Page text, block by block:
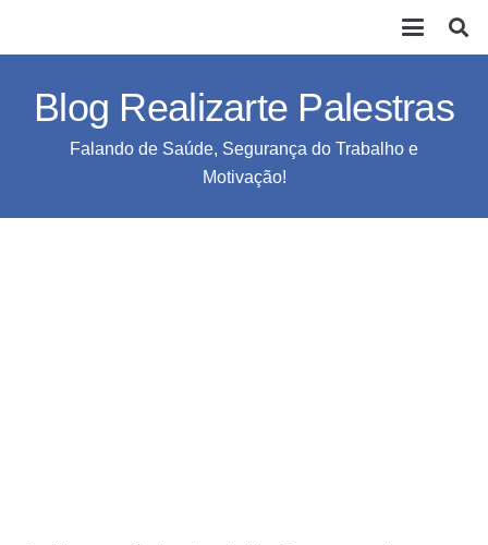
Blog Realizarte Palestras
Falando de Saúde, Segurança do Trabalho e
Motivação!